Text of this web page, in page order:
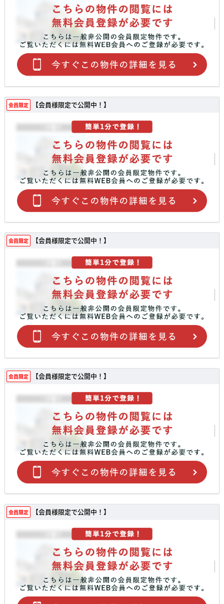
会員限定 【会員様限定で公開中！】
会員限定 【会員様限定で公開中！】
会員限定 【会員様限定で公開中！】
会員限定 【会員様限定で公開中！】